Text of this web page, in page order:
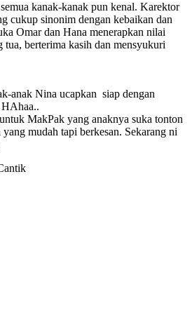
kanak-kanak pun kenal. Karektor
cukup sinonim dengan kebaikan dan
Omar dan Hana menerapkan nilai
tua, berterima kasih dan mensyukuri
anak Nina ucapkan siap dengan
MakPak yang anaknya suka tonton
mudah tapi berkesan. Sekarang ni